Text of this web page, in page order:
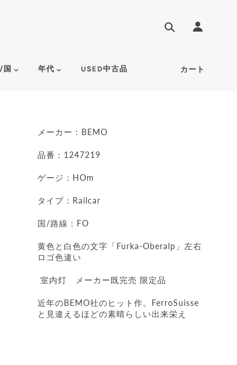
国 年代 USED中古品 カート
メーカー：BEMO
品番：1247219
ゲージ：HOm
タイプ：Railcar
国/路線：FO
黄色と白色の文字「Furka-Oberalp」左右
ロゴ色違い
室内灯 メーカー既完売 限定品
近年のBEMO社のヒット作。FerroSuisse
と見違えるほどの素晴らしい出来栄え